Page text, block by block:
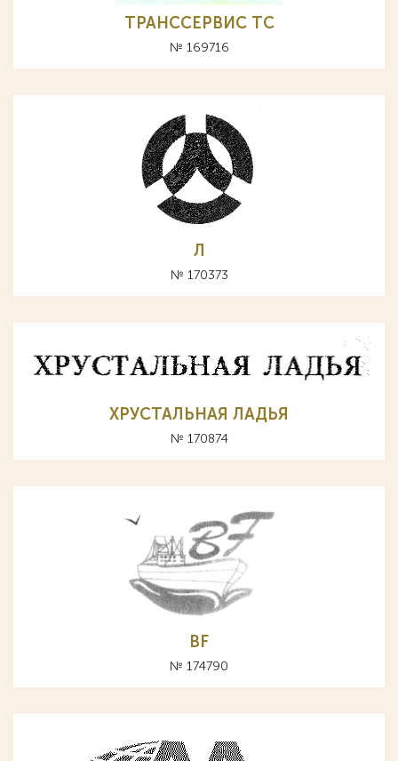
ТРАНССЕРВИС ТС
№ 169716
Л
№ 170373
ХРУСТАЛЬНАЯ ЛАДЬЯ
№ 170874
BF
№ 174790